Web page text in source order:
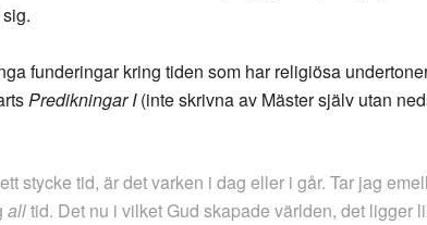
funderingar kring tiden som har religiösa
Predikningar I(inte skrivna av Mäster själv utan
stycke tid, är det varken i dag eller i går. Tar jag
alltid. Det nu i vilket Gud skapade världen, det ligger